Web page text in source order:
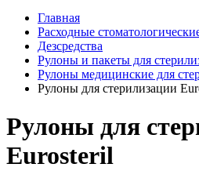
Главная
Расходные
Дезсредства
Рулоны и пакеты для
Рулоны медицинские для
Рулоны для стерилизации
Рулоны для
Eurosteril